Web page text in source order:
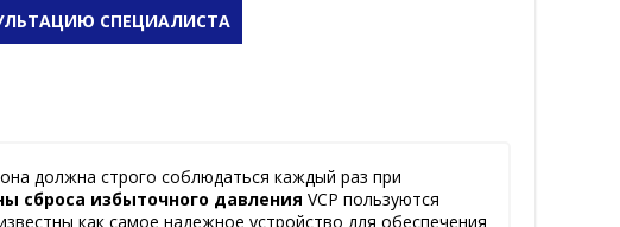
СПЕЦИАЛИСТА
должна строго соблюдаться каждый раз при
сброса избыточного давления VCP пользуются
как самое надежное устройство для обеспечения